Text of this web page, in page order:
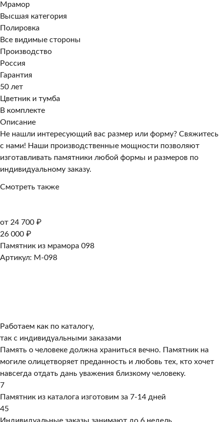
Мрамор
Высшая категория
Полировка
Все видимые стороны
Производство
Россия
Гарантия
50 лет
Цветник и тумба
В комплекте
Описание
Не нашли интересующий вас размер или форму? Свяжитесь
с нами! Наши производственные мощности позволяют
изготавливать памятники любой формы и размеров по
индивидуальному заказу.
Смотреть также
от 24 700 ₽
26 000 ₽
Памятник из мрамора 098
Артикул: M-098
Работаем как по каталогу,
так с индивидуальными заказами
Память о человеке должна храниться вечно. Памятник на
могиле олицетворяет преданность и любовь тех, кто хочет
навсегда отдать дань уважения близкому человеку.
7
Памятник из каталога изготовим за 7-14 дней
45